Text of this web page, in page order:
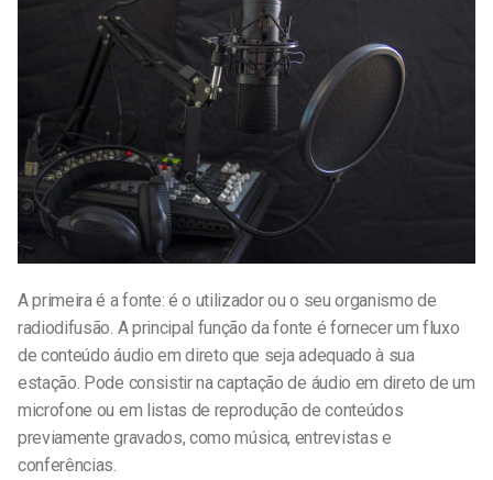
A primeira é a fonte: é o utilizador ou o seu organismo de
radiodifusão. A principal função da fonte é fornecer um fluxo
de conteúdo áudio em direto que seja adequado à sua
estação. Pode consistir na captação de áudio em direto de um
microfone ou em listas de reprodução de conteúdos
previamente gravados, como música, entrevistas e
conferências.